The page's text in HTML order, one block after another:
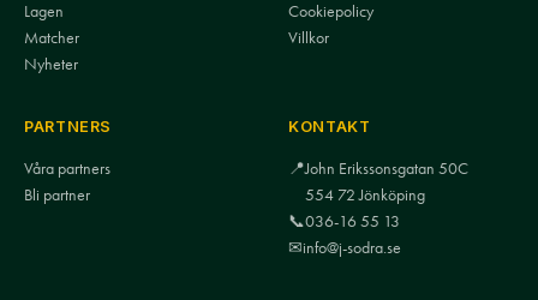
Lagen
Matcher
Nyheter
Cookiepolicy
Villkor
PARTNERS
Våra partners
Bli partner
KONTAKT
📍John Erikssonsgatan 50C
554 72 Jönköping
📞036-16 55 13
✉info@j-sodra.se